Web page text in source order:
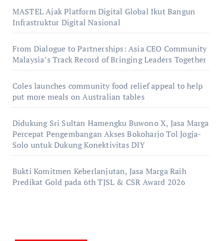
MASTEL Ajak Platform Digital Global Ikut Bangun
Infrastruktur Digital Nasional
From Dialogue to Partnerships: Asia CEO Community
Malaysia’s Track Record of Bringing Leaders Together
Coles launches community food relief appeal to help
put more meals on Australian tables
Didukung Sri Sultan Hamengku Buwono X, Jasa Marga
Percepat Pengembangan Akses Bokoharjo Tol Jogja-
Solo untuk Dukung Konektivitas DIY
Bukti Komitmen Keberlanjutan, Jasa Marga Raih
Predikat Gold pada 6th TJSL & CSR Award 2026